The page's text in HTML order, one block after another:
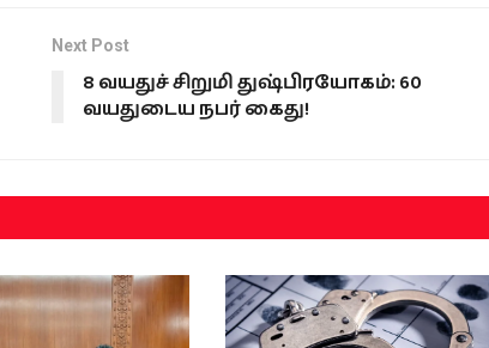
Next Post
8 வயதுச் சிறுமி துஷ்பிரயோகம்: 60
வயதுடைய நபர் கைது!